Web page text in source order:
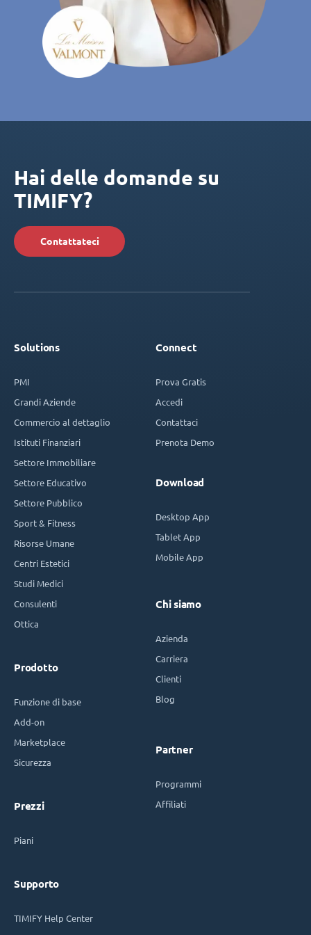
Hai delle domande su
TIMIFY?
Contattateci
Solutions
PMI
Grandi Aziende
Commercio al dettaglio
Istituti Finanziari
Settore Immobiliare
Settore Educativo
Settore Pubblico
Sport & Fitness
Risorse Umane
Centri Estetici
Studi Medici
Consulenti
Ottica
Prodotto
Funzione di base
Add-on
Marketplace
Sicurezza
Prezzi
Piani
Supporto
TIMIFY Help Center
Connect
Prova Gratis
Accedi
Contattaci
Prenota Demo
Download
Desktop App
Tablet App
Mobile App
Chi siamo
Azienda
Carriera
Clienti
Blog
Partner
Programmi
Affiliati